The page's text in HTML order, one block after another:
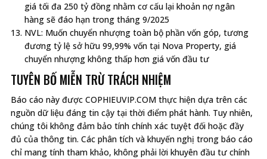
giá tối đa 250 tỷ đồng nhằm cơ cấu lại khoản nợ ngân
hàng sẽ đáo hạn trong tháng 9/2025
NVL: Muốn chuyển nhượng toàn bộ phần vốn góp, tương
đương tỷ lệ sở hữu 99,99% vốn tại Nova Property, giá
chuyển nhượng không thấp hơn giá vốn đầu tư
TUYÊN BỐ MIỄN TRỪ TRÁCH NHIỆM
Báo cáo này được COPHIEUVIP.COM thực hiện dựa trên các
nguồn dữ liệu đáng tin cậy tại thời điểm phát hành. Tuy nhiên,
chúng tôi không đảm bảo tính chính xác tuyệt đối hoặc đầy
đủ của thông tin. Các phân tích và khuyến nghị trong báo cáo
chỉ mang tính tham khảo, không phải lời khuyên đầu tư chính